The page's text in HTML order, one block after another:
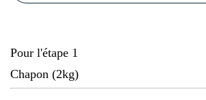
Pour l'étape 1
Chapon (2kg)